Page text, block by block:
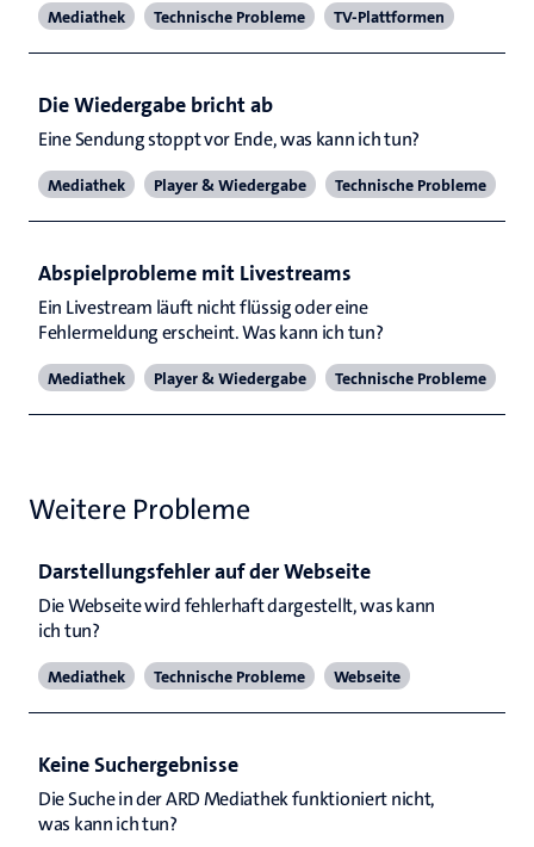
Mediathek Technische Probleme TV-Plattformen
Die Wiedergabe bricht ab
Eine Sendung stoppt vor Ende, was kann ich tun?
Mediathek Player & Wiedergabe Technische Probleme
Abspielprobleme mit Livestreams
Ein Livestream läuft nicht flüssig oder eine
Fehlermeldung erscheint. Was kann ich tun?
Mediathek Player & Wiedergabe Technische Probleme
Weitere Probleme
Darstellungsfehler auf der Webseite
Die Webseite wird fehlerhaft dargestellt, was kann
ich tun?
Mediathek Technische Probleme Webseite
Keine Suchergebnisse
Die Suche in der ARD Mediathek funktioniert nicht,
was kann ich tun?